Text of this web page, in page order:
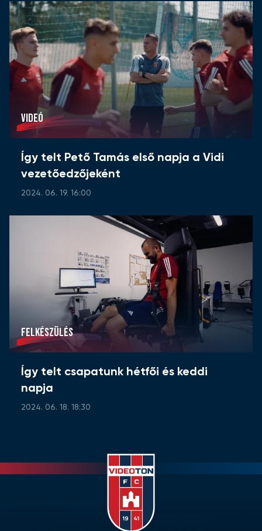
VIDEÓ
Így telt Pető Tamás első napja a Vidi
vezetőedzőjeként
2024. 06. 19. 16:00
FELKÉSZÜLÉS
Így telt csapatunk hétfői és keddi
napja
2024. 06. 18. 18:30